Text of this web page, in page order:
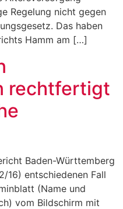
Regelung nicht gegen
Das haben
Hamm am […]
rechtfertigt
Baden-Württemberg
16) entschiedenen Fall
(Name und
vom Bildschirm mit